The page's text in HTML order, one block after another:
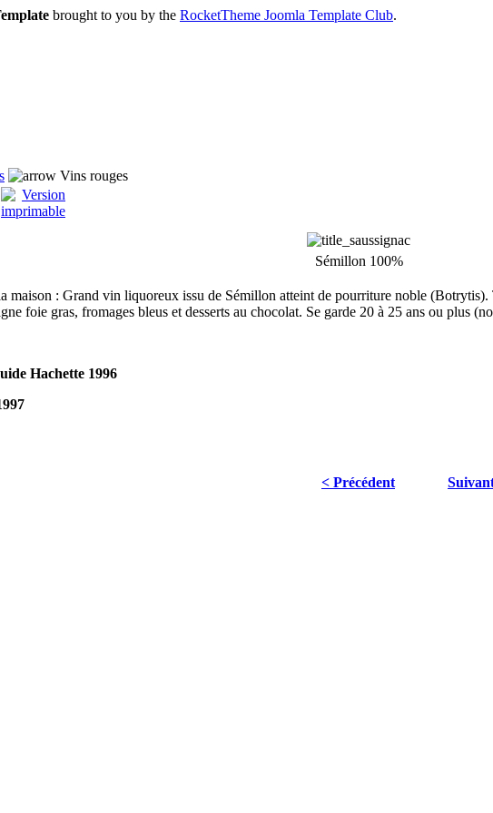
brought to you by the RocketTheme Joomla Template Club.
Vins rouges
Sémillon 100%
maison : Grand vin liquoreux issu de Sémillon atteint de pourriture noble
foie gras, fromages bleus et desserts au chocolat. Se garde 20 à 25 ans ou plus
Hachette 1996
< Précédent